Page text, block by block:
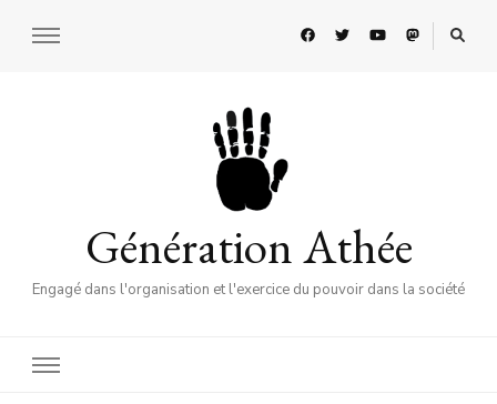
Génération Athée
Engagé dans l'organisation et l'exercice du pouvoir dans la société